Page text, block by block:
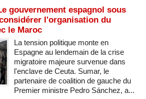
gouvernement espagnol sous
l'organisation du
le Maroc
La tension politique monte en
Espagne au lendemain de la crise
migratoire majeure survenue dans
l'enclave de Ceuta. Sumar, le
partenaire de coalition de gauche du
Premier ministre Pedro Sánchez, a...